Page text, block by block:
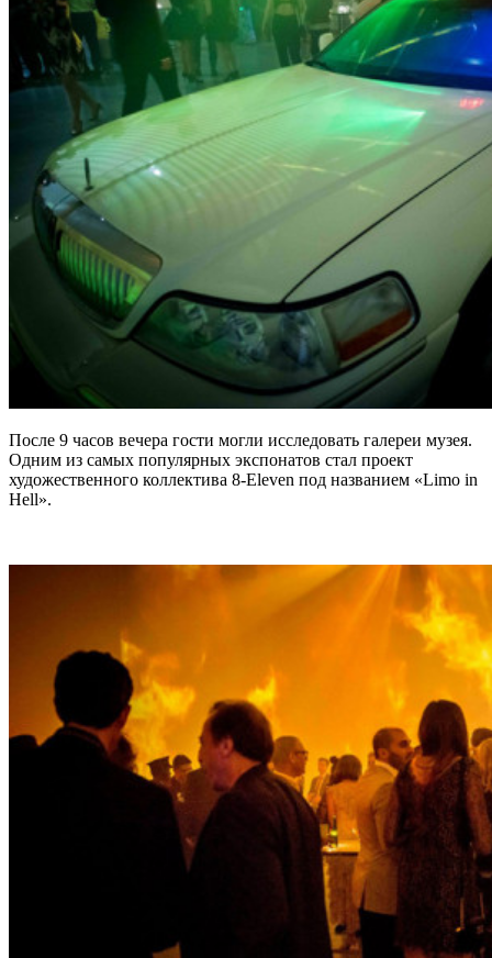
После 9 часов вечера гости могли исследовать галереи музея.
Одним из самых популярных экспонатов стал проект
художественного коллектива 8-Eleven под названием «Limo in
Hell».